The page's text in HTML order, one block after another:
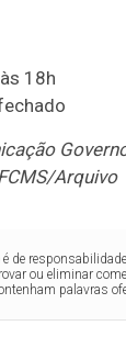
18h
Arquivo
de
ou eliminar
palavras